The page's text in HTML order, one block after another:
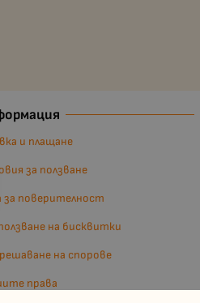
и плащане
за ползване
поверителност
на бисквитки
на спорове
права